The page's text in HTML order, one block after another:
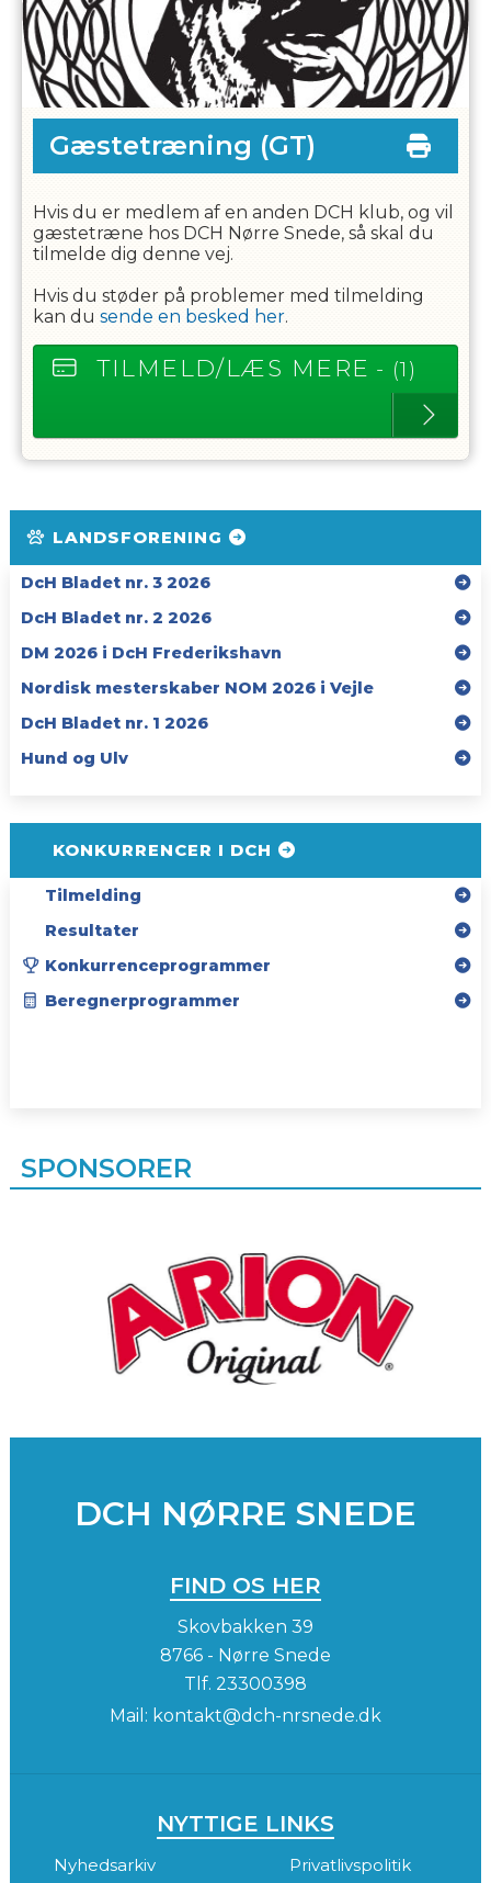
Gæstetræning (GT)
Hvis du er medlem af en anden DCH klub, og vil
gæstetræne hos DCH Nørre Snede, så skal du
tilmelde dig denne vej.
Hvis du støder på problemer med tilmelding
kan du sende en besked her.
TILMELD/LÆS MERE - (1)
LANDSFORENING
DcH Bladet nr. 3 2026
DcH Bladet nr. 2 2026
DM 2026 i DcH Frederikshavn
Nordisk mesterskaber NOM 2026 i Vejle
DcH Bladet nr. 1 2026
Hund og Ulv
KONKURRENCER I DCH
Tilmelding
Resultater
Konkurrenceprogrammer
Beregnerprogrammer
SPONSORER
DCH NØRRE SNEDE
FIND OS HER
Skovbakken 39
8766 - Nørre Snede
Tlf. 23300398
Mail: kontakt@dch-nrsnede.dk
NYTTIGE LINKS
Nyhedsarkiv
Privatlivspolitik